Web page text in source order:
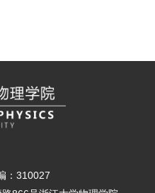
：310027